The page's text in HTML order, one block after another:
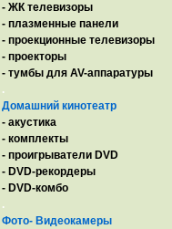
- ЖК телевизоры
- плазменные панели
- проекционные телевизоры
- проекторы
- тумбы для AV-аппаратуры
.
Домашний кинотеатр
- акустика
- комплекты
- проигрыватели DVD
- DVD-рекордеры
- DVD-комбо
.
Фото- Видеокамеры